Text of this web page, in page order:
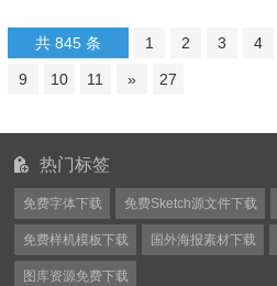
共 845 条 1 2 3 4
9 10 11 » 27
热门标签
免费字体下载 免费Sketch源文件下载
免费样机模板下载 国外海报素材下载
图库资源免费下载